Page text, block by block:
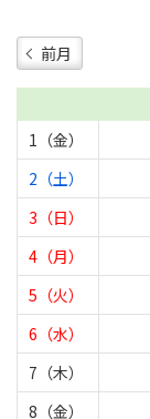
前月
1（金）
2（土）
3（日）
4（月）
5（火）
6（水）
7（木）
8（金）